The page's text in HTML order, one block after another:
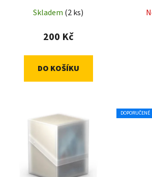
Skladem (2 ks)
200 Kč
DO KOŠÍKU
DOPORUČENÉ